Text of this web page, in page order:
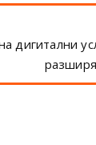
дигитални